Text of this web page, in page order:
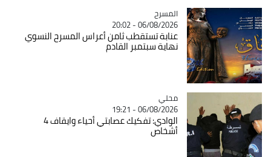
Catégorie
المسرح
06/08/2026 - 20:02
عنابة تستقطب ثامن أعراس المسرح النسوي
نهاية سبتمبر القادم
Catégorie
محلي
06/08/2026 - 19:21
الوادي: تفكيك عصابتي أحياء وايقاف 4
أشخاص